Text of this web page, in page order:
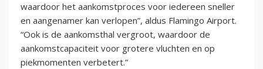
waardoor het aankomstproces voor iedereen sneller
en aangenamer kan verlopen”, aldus Flamingo Airport.
“Ook is de aankomsthal vergroot, waardoor de
aankomstcapaciteit voor grotere vluchten en op
piekmomenten verbetert.”